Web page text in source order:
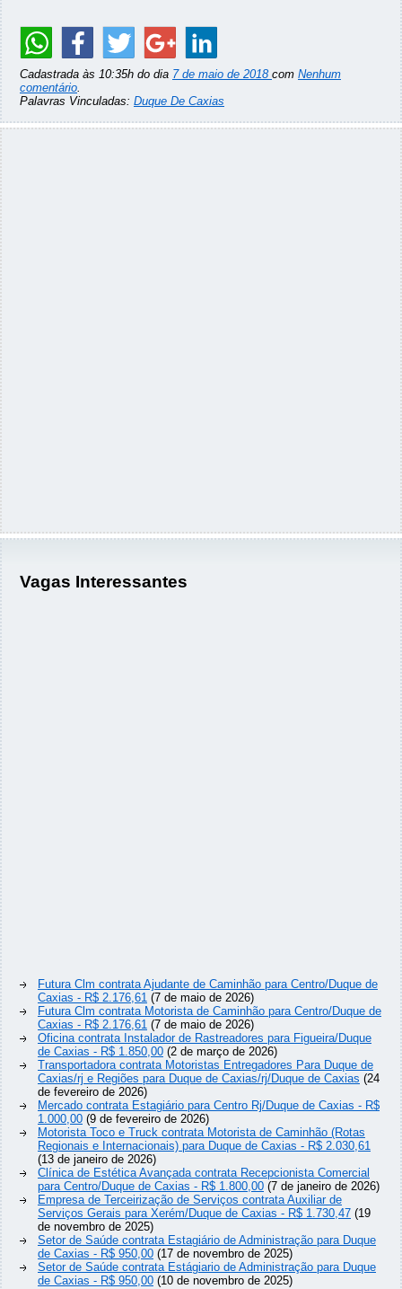
Cadastrada às 10:35h do dia 7 de maio de 2018 com Nenhum
comentário.
Palavras Vinculadas: Duque De Caxias
Vagas Interessantes
Futura Clm contrata Ajudante de Caminhão para Centro/Duque de
Caxias - R$ 2.176,61 (7 de maio de 2026)
Futura Clm contrata Motorista de Caminhão para Centro/Duque de
Caxias - R$ 2.176,61 (7 de maio de 2026)
Oficina contrata Instalador de Rastreadores para Figueira/Duque
de Caxias - R$ 1.850,00 (2 de março de 2026)
Transportadora contrata Motoristas Entregadores Para Duque de
Caxias/rj e Regiões para Duque de Caxias/rj/Duque de Caxias (24
de fevereiro de 2026)
Mercado contrata Estagiário para Centro Rj/Duque de Caxias - R$
1.000,00 (9 de fevereiro de 2026)
Motorista Toco e Truck contrata Motorista de Caminhão (Rotas
Regionais e Internacionais) para Duque de Caxias - R$ 2.030,61
(13 de janeiro de 2026)
Clínica de Estética Avançada contrata Recepcionista Comercial
para Centro/Duque de Caxias - R$ 1.800,00 (7 de janeiro de 2026)
Empresa de Terceirização de Serviços contrata Auxiliar de
Serviços Gerais para Xerém/Duque de Caxias - R$ 1.730,47 (19
de novembro de 2025)
Setor de Saúde contrata Estagiário de Administração para Duque
de Caxias - R$ 950,00 (17 de novembro de 2025)
Setor de Saúde contrata Estágiario de Administração para Duque
de Caxias - R$ 950,00 (10 de novembro de 2025)